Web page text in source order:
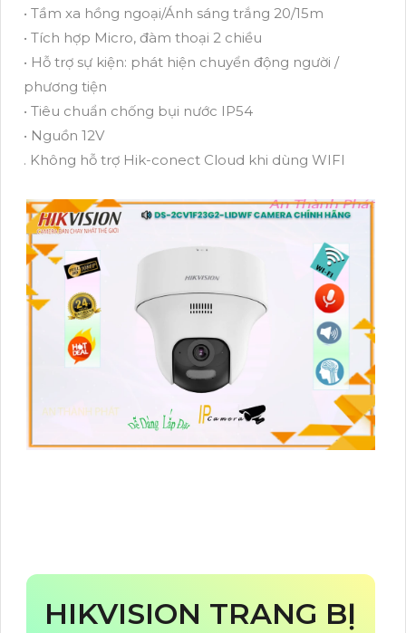
• Tầm xa hồng ngoại/Ánh sáng trắng 20/15m
• Tích hợp Micro, đàm thoại 2 chiều
• Hỗ trợ sự kiện: phát hiện chuyển động người /
phương tiện
• Tiêu chuẩn chống bụi nước IP54
• Nguồn 12V
. Không hỗ trợ Hik-conect Cloud khi dùng WIFI
HIKVISION TRANG BỊ